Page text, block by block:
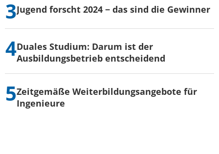
Jugend forscht 2024 − das sind die Gewinner
Duales Studium: Darum ist der
Ausbildungsbetrieb entscheidend
Zeitgemäße Weiterbildungsangebote für
Ingenieure